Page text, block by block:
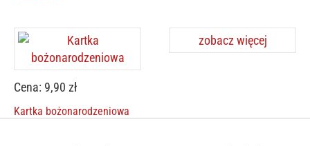
Cena: 9,90 zł
Kartka bożonarodzeniowa
zobacz więcej